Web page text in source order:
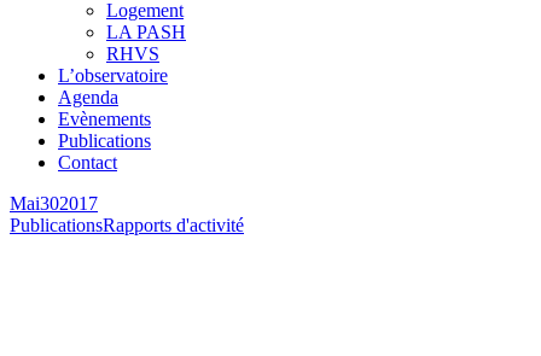
Logement
LA PASH
RHVS
L’observatoire
Agenda
Evènements
Publications
Contact
Mai302017
PublicationsRapports d'activité